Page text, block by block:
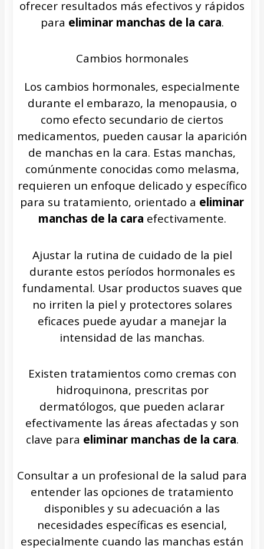
ofrecer resultados más efectivos y rápidos
para eliminar manchas de la cara.
Cambios hormonales
Los cambios hormonales, especialmente
durante el embarazo, la menopausia, o
como efecto secundario de ciertos
medicamentos, pueden causar la aparición
de manchas en la cara. Estas manchas,
comúnmente conocidas como melasma,
requieren un enfoque delicado y específico
para su tratamiento, orientado a eliminar
manchas de la cara efectivamente.
Ajustar la rutina de cuidado de la piel
durante estos períodos hormonales es
fundamental. Usar productos suaves que
no irriten la piel y protectores solares
eficaces puede ayudar a manejar la
intensidad de las manchas.
Existen tratamientos como cremas con
hidroquinona, prescritas por
dermatólogos, que pueden aclarar
efectivamente las áreas afectadas y son
clave para eliminar manchas de la cara.
Consultar a un profesional de la salud para
entender las opciones de tratamiento
disponibles y su adecuación a las
necesidades específicas es esencial,
especialmente cuando las manchas están